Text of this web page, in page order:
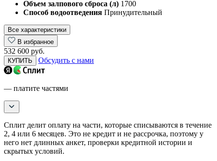
Объем залпового сброса (л) 1700
Способ водоотведения Принудительный
Все характеристики
В избранное
532 600 руб.
КУПИТЬ Обсудить с нами
— платите частями
Сплит делит оплату на части, которые списываются в течение
2, 4 или 6 месяцев. Это не кредит и не рассрочка, поэтому у
него нет длинных анкет, проверки кредитной истории и
скрытых условий.